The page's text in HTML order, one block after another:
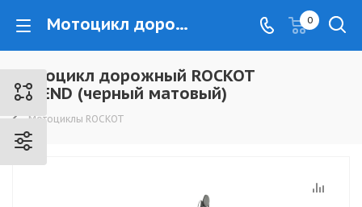
Мотоцикл дорожный ROCKOT LEGEND (черный матовый) - www.kovrovec.ru 0
Мотоцикл дорожный ROCKOT
LEGEND (черный матовый)
Мотоциклы ROCKOT